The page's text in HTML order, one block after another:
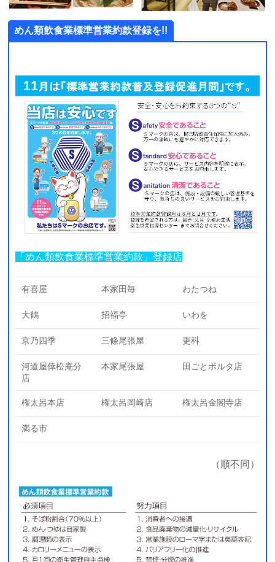
めん類飲食業標準営業約款登録を!!
「めん類飲食業標準営業約款」登録店
有喜屋 本家田毎 わたつね
大鶴 招福亭 いわを
京乃四季 三條尾張屋 更科
河道屋倖松庵分
店
本家尾張屋 田ごとポルタ店
権太呂本店 権太呂岡崎店 権太呂金閣寺店
満る市
（順不同）